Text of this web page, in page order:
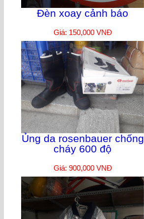
Đèn xoay cảnh báo
Giá: 150,000 VNĐ
Ủng da rosenbauer chống
cháy 600 độ
Giá: 900,000 VNĐ